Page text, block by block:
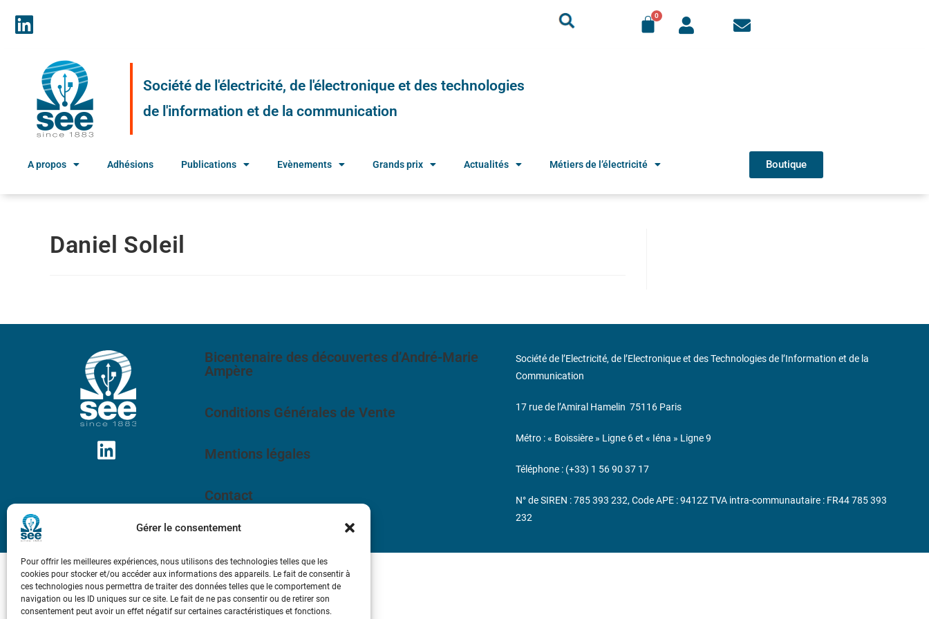
Gérer le consentement
Pour offrir les meilleures expériences, nous utilisons des technologies telles que les
cookies pour stocker et/ou accéder aux informations des appareils. Le fait de consentir à
ces technologies nous permettra de traiter des données telles que le comportement de
navigation ou les ID uniques sur ce site. Le fait de ne pas consentir ou de retirer son
consentement peut avoir un effet négatif sur certaines caractéristiques et fonctions.
Société de l'électricité, de l'électronique et des technologies
de l'information et de la communication
A propos Adhésions Publications Evènements Grands prix Actualités Métiers de l’électricité Boutique
Daniel Soleil
Bicentenaire des découvertes d’André-Marie
Ampère
Conditions Générales de Vente
Mentions légales
Contact
Société de l’Electricité, de l’Electronique et des Technologies de l’Information et de la
Communication
17 rue de l’Amiral Hamelin 75116 Paris
Métro : « Boissière » Ligne 6 et « Iéna » Ligne 9
Téléphone : (+33) 1 56 90 37 17
N° de SIREN : 785 393 232, Code APE : 9412Z TVA intra-communautaire : FR44 785 393
232